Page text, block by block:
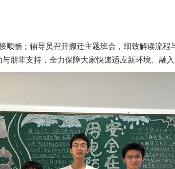
顺畅；辅导员召开搬迁主题班会，细致解读流
朋辈支持，全力保障大家快速适应新环境、融入